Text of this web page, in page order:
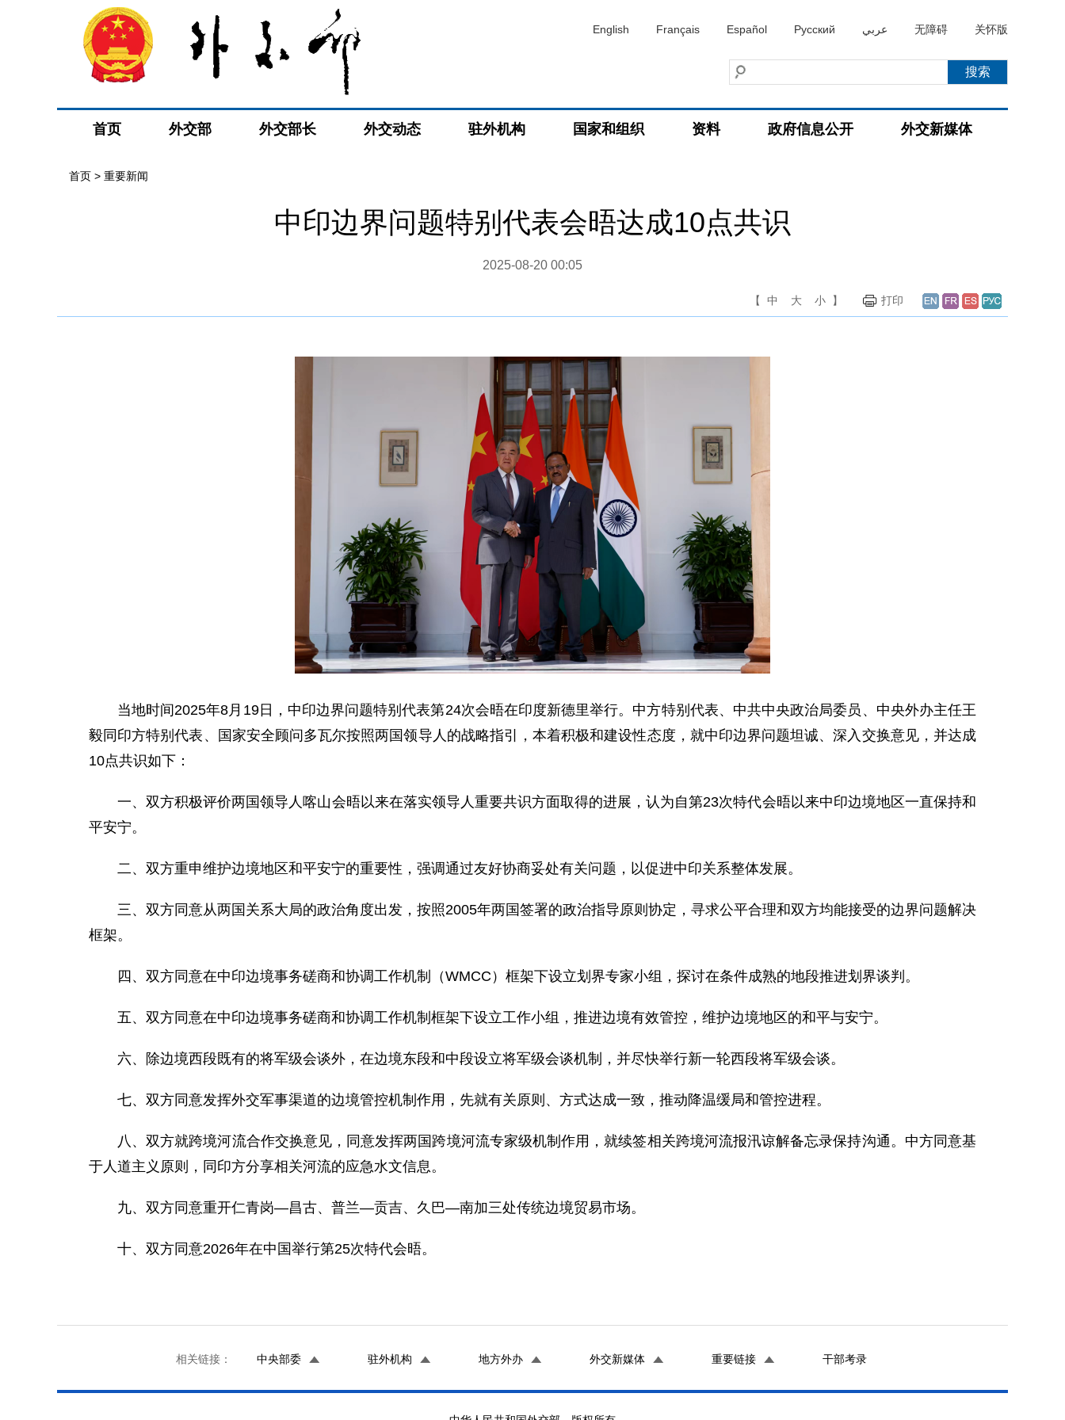
English Français Español Русский عربي 无障碍 关怀版
首页 外交部 外交部长 外交动态 驻外机构 国家和组织 资料 政府信息公开 外交新媒体
首页 > 重要新闻
中印边界问题特别代表会晤达成10点共识
2025-08-20 00:05
【 中 大 小 】 打印
当地时间2025年8月19日，中印边界问题特别代表第24次会晤在印度新德里举行。中方特别代表、中共中央政治局委员、中央外办主任王
毅同印方特别代表、国家安全顾问多瓦尔按照两国领导人的战略指引，本着积极和建设性态度，就中印边界问题坦诚、深入交换意见，并达成
10点共识如下：
一、双方积极评价两国领导人喀山会晤以来在落实领导人重要共识方面取得的进展，认为自第23次特代会晤以来中印边境地区一直保持和
平安宁。
二、双方重申维护边境地区和平安宁的重要性，强调通过友好协商妥处有关问题，以促进中印关系整体发展。
三、双方同意从两国关系大局的政治角度出发，按照2005年两国签署的政治指导原则协定，寻求公平合理和双方均能接受的边界问题解决
框架。
四、双方同意在中印边境事务磋商和协调工作机制（WMCC）框架下设立划界专家小组，探讨在条件成熟的地段推进划界谈判。
五、双方同意在中印边境事务磋商和协调工作机制框架下设立工作小组，推进边境有效管控，维护边境地区的和平与安宁。
六、除边境西段既有的将军级会谈外，在边境东段和中段设立将军级会谈机制，并尽快举行新一轮西段将军级会谈。
七、双方同意发挥外交军事渠道的边境管控机制作用，先就有关原则、方式达成一致，推动降温缓局和管控进程。
八、双方就跨境河流合作交换意见，同意发挥两国跨境河流专家级机制作用，就续签相关跨境河流报汛谅解备忘录保持沟通。中方同意基
于人道主义原则，同印方分享相关河流的应急水文信息。
九、双方同意重开仁青岗—昌古、普兰—贡吉、久巴—南加三处传统边境贸易市场。
十、双方同意2026年在中国举行第25次特代会晤。
相关链接： 中央部委 驻外机构 地方外办 外交新媒体 重要链接 干部考录